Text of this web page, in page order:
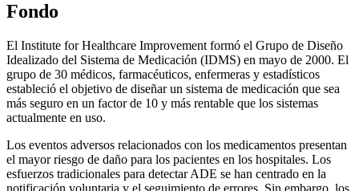
Fondo
El Institute for Healthcare Improvement formó el Grupo de Diseño
Idealizado del Sistema de Medicación (IDMS) en mayo de 2000. El
grupo de 30 médicos, farmacéuticos, enfermeras y estadísticos
estableció el objetivo de diseñar un sistema de medicación que sea
más seguro en un factor de 10 y más rentable que los sistemas
actualmente en uso.
Los eventos adversos relacionados con los medicamentos presentan
el mayor riesgo de daño para los pacientes en los hospitales. Los
esfuerzos tradicionales para detectar ADE se han centrado en la
notificación voluntaria y el seguimiento de errores. Sin embargo, los